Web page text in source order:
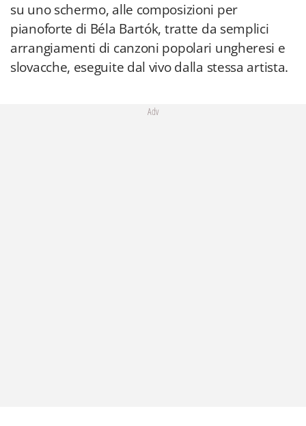
su uno schermo, alle composizioni per
pianoforte di Béla Bartók, tratte da semplici
arrangiamenti di canzoni popolari ungheresi e
slovacche, eseguite dal vivo dalla stessa artista.
Adv